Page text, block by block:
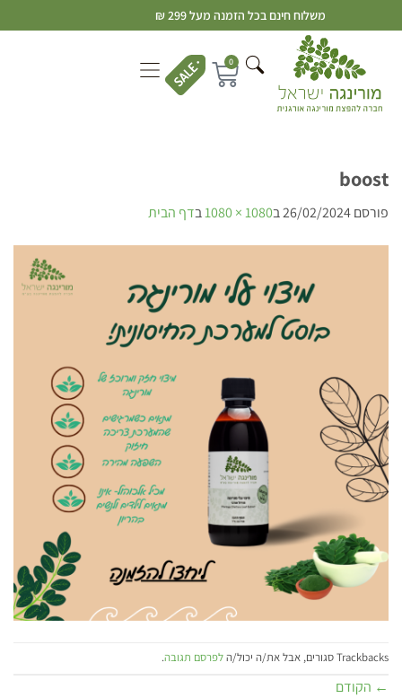
משלוח חינם בכל הזמנה מעל 299 ₪
0
boost
פורסם26/02/2024ב1080 × 1080 בדף הבית
Trackbacks סגורים, אבל את/ה יכול/ה לפרסם תגובה.
← הקודם